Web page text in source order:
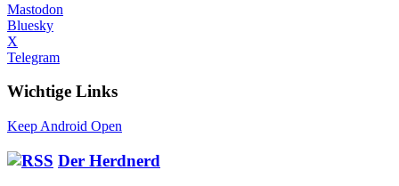
Mastodon
Bluesky
X
Telegram
Wichtige Links
Keep Android Open
Der Herdnerd